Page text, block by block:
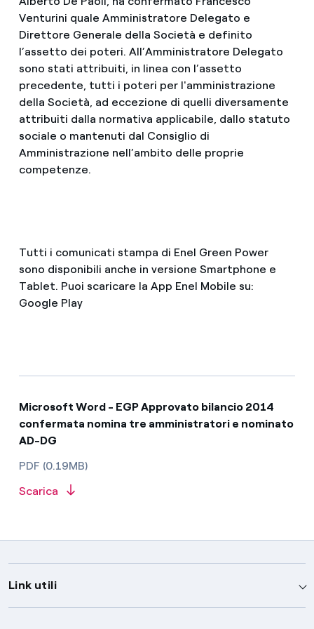
Venturini quale Amministratore Delegato e
Direttore Generale della Società e definito
l’assetto dei poteri. All’Amministratore Delegato
sono stati attribuiti, in linea con l’assetto
precedente, tutti i poteri per l'amministrazione
della Società, ad eccezione di quelli diversamente
attribuiti dalla normativa applicabile, dallo statuto
sociale o mantenuti dal Consiglio di
Amministrazione nell’ambito delle proprie
competenze.
Tutti i comunicati stampa di Enel Green Power
sono disponibili anche in versione Smartphone e
Tablet. Puoi scaricare la App Enel Mobile su:
Google Play
Microsoft Word - EGP Approvato bilancio 2014
confermata nomina tre amministratori e nominato
AD-DG
PDF (0.19MB)
Scarica
Link utili